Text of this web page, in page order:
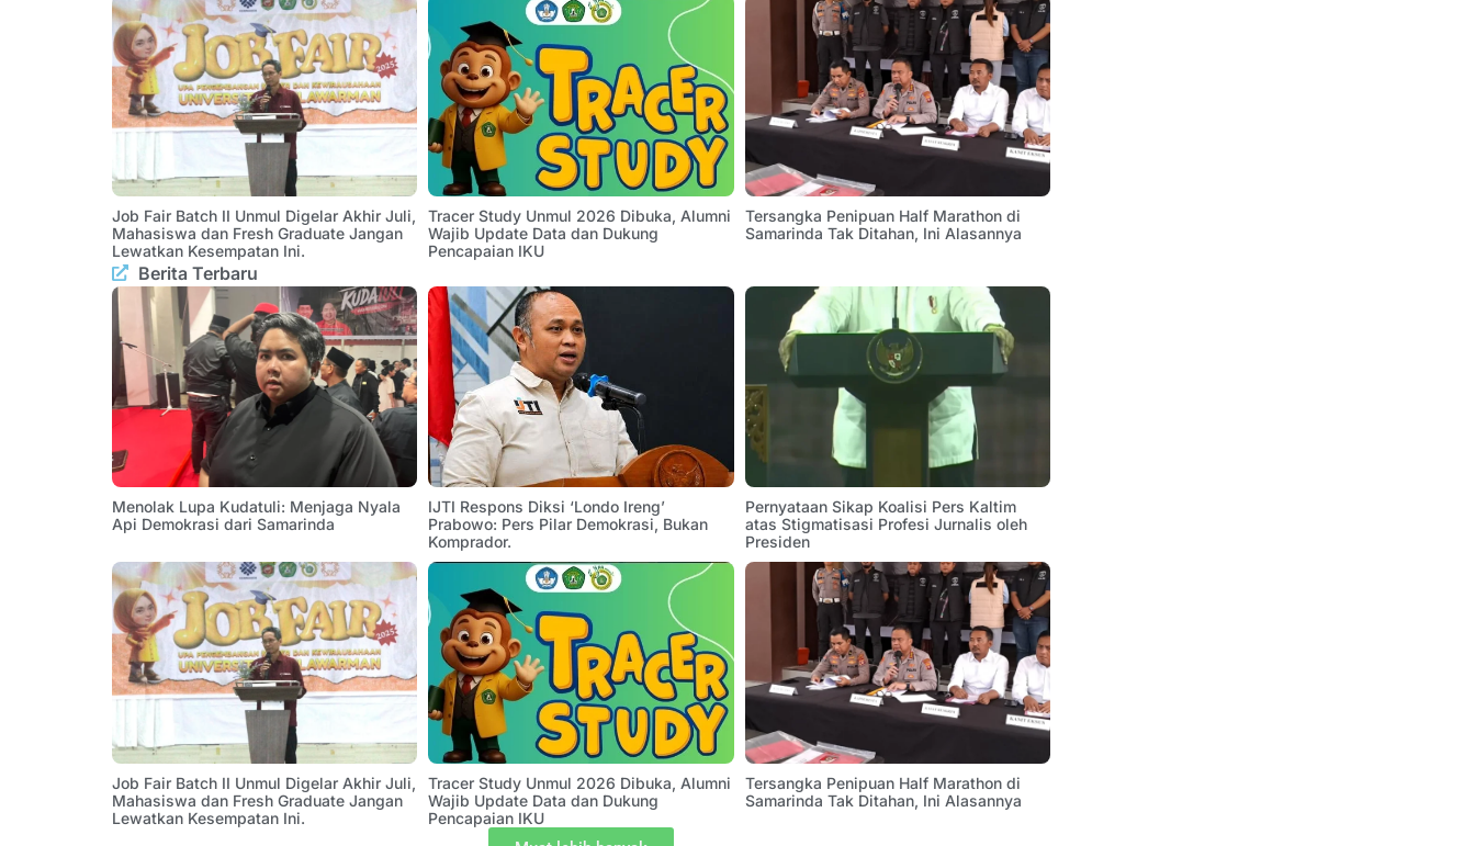
Job Fair Batch II Unmul Digelar Akhir Juli,
Mahasiswa dan Fresh Graduate Jangan
Lewatkan Kesempatan Ini.
Tracer Study Unmul 2026 Dibuka, Alumni
Wajib Update Data dan Dukung
Pencapaian IKU
Tersangka Penipuan Half Marathon di
Samarinda Tak Ditahan, Ini Alasannya
Berita Terbaru
Menolak Lupa Kudatuli: Menjaga Nyala
Api Demokrasi dari Samarinda
IJTI Respons Diksi ‘Londo Ireng’
Prabowo: Pers Pilar Demokrasi, Bukan
Komprador.
Pernyataan Sikap Koalisi Pers Kaltim
atas Stigmatisasi Profesi Jurnalis oleh
Presiden
Job Fair Batch II Unmul Digelar Akhir Juli,
Mahasiswa dan Fresh Graduate Jangan
Lewatkan Kesempatan Ini.
Tracer Study Unmul 2026 Dibuka, Alumni
Wajib Update Data dan Dukung
Pencapaian IKU
Tersangka Penipuan Half Marathon di
Samarinda Tak Ditahan, Ini Alasannya